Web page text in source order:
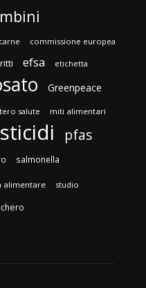
carne commissione europea
efsa etichetta
Greenpeace
salute miti alimentari
pfas
salmonella
alimentare studio